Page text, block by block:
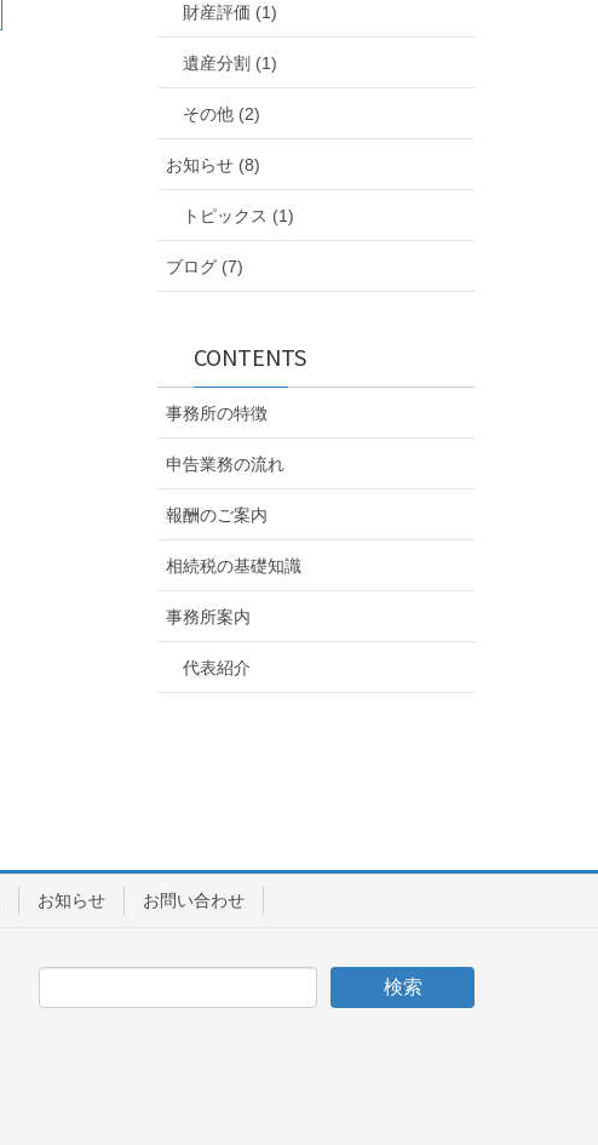
財産評価 (1)
遺産分割 (1)
その他 (2)
お知らせ (8)
トピックス (1)
ブログ (7)
CONTENTS
事務所の特徴
申告業務の流れ
報酬のご案内
相続税の基礎知識
事務所案内
代表紹介
お知らせ お問い合わせ